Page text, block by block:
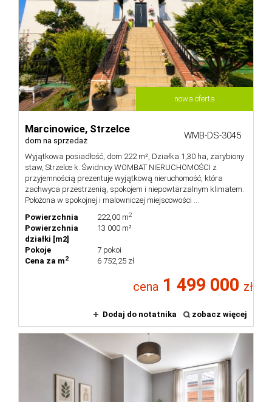
nowa oferta
Marcinowice, Strzelce
dom na sprzedaż WMB-DS-3045
Wyjątkowa posiadłość, dom 222 m², Działka 1,30 ha, zarybiony
staw, Strzelce k. Świdnicy WOMBAT NIERUCHOMOŚCI z
przyjemnością prezentuje wyjątkową nieruchomość, która
zachwyca przestrzenią, spokojem i niepowtarzalnym klimatem.
Położona w spokojnej i malowniczej miejscowości ...
Powierzchnia
222,00 m2
Powierzchnia
działki [m2]
13 000 m²
Pokoje
7 pokoi
Cena za m2 6 752,25 zł
cena 1 499 000 zł
Dodaj do notatnika zobacz więcej